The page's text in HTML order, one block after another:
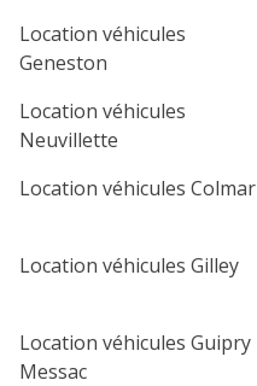
Location véhicules
Geneston
Location véhicules
Neuvillette
Location véhicules Colmar
Location véhicules Gilley
Location véhicules Guipry
Messac